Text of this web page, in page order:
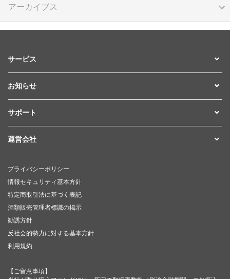
アーカイブス
サービス
お知らせ
サポート
運営会社
プライバシーポリシー
情報セキュリティ基本方針
特定商取引法に基づく表記
酒類販売管理者標識の掲示
勧誘方針
反社会的勢力に対する基本方針
利用規約
【ご留意事項】